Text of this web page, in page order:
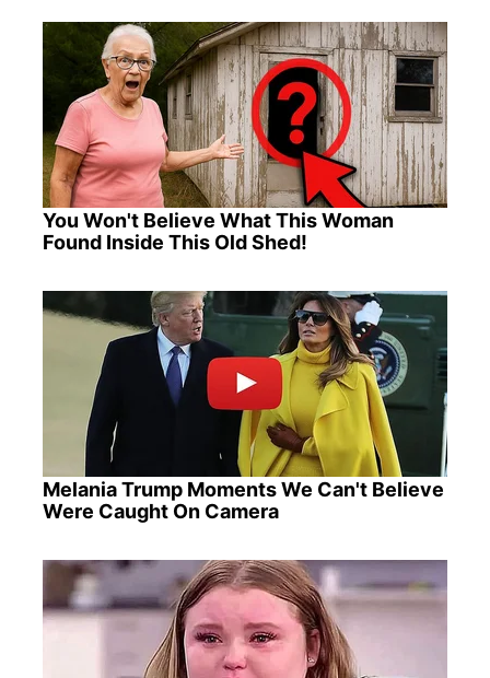
You Won't Believe What This Woman
Found Inside This Old Shed!
Melania Trump Moments We Can't Believe
Were Caught On Camera